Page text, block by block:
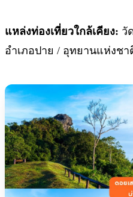
แหล่งท่องเที่ยวใกล้เคียง: วั
อำเภอปาย / อุทยานแห่งช